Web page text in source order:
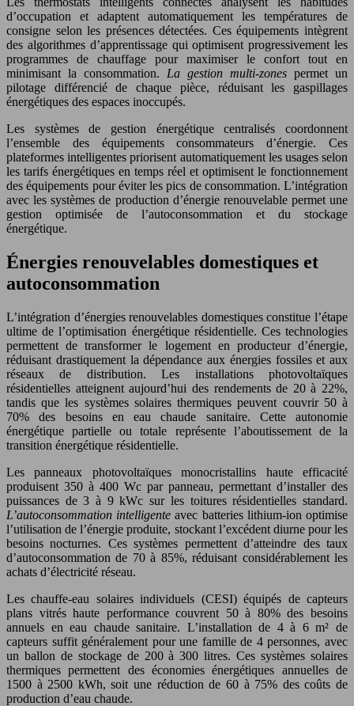
d’occupation et adaptent automatiquement les températures de
consigne selon les présences détectées. Ces équipements intègrent
des algorithmes d’apprentissage qui optimisent progressivement les
programmes de chauffage pour maximiser le confort tout en
minimisant la consommation. La gestion multi-zones permet un
pilotage différencié de chaque pièce, réduisant les gaspillages
énergétiques des espaces inoccupés.
Les systèmes de gestion énergétique centralisés coordonnent
l’ensemble des équipements consommateurs d’énergie. Ces
plateformes intelligentes priorisent automatiquement les usages selon
les tarifs énergétiques en temps réel et optimisent le fonctionnement
des équipements pour éviter les pics de consommation. L’intégration
avec les systèmes de production d’énergie renouvelable permet une
gestion optimisée de l’autoconsommation et du stockage
énergétique.
Énergies renouvelables domestiques et
autoconsommation
L’intégration d’énergies renouvelables domestiques constitue l’étape
ultime de l’optimisation énergétique résidentielle. Ces technologies
permettent de transformer le logement en producteur d’énergie,
réduisant drastiquement la dépendance aux énergies fossiles et aux
réseaux de distribution. Les installations photovoltaïques
résidentielles atteignent aujourd’hui des rendements de 20 à 22%,
tandis que les systèmes solaires thermiques peuvent couvrir 50 à
70% des besoins en eau chaude sanitaire. Cette autonomie
énergétique partielle ou totale représente l’aboutissement de la
transition énergétique résidentielle.
Les panneaux photovoltaïques monocristallins haute efficacité
produisent 350 à 400 Wc par panneau, permettant d’installer des
puissances de 3 à 9 kWc sur les toitures résidentielles standard.
L’autoconsommation intelligente avec batteries lithium-ion optimise
l’utilisation de l’énergie produite, stockant l’excédent diurne pour les
besoins nocturnes. Ces systèmes permettent d’atteindre des taux
d’autoconsommation de 70 à 85%, réduisant considérablement les
achats d’électricité réseau.
Les chauffe-eau solaires individuels (CESI) équipés de capteurs
plans vitrés haute performance couvrent 50 à 80% des besoins
annuels en eau chaude sanitaire. L’installation de 4 à 6 m² de
capteurs suffit généralement pour une famille de 4 personnes, avec
un ballon de stockage de 200 à 300 litres. Ces systèmes solaires
thermiques permettent des économies énergétiques annuelles de
1500 à 2500 kWh, soit une réduction de 60 à 75% des coûts de
production d’eau chaude.